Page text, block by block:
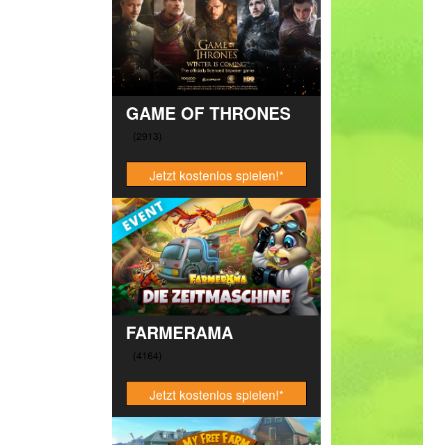
GAME OF THRONES
Jetzt kostenlos spielen!*
FARMERAMA
Jetzt kostenlos spielen!*